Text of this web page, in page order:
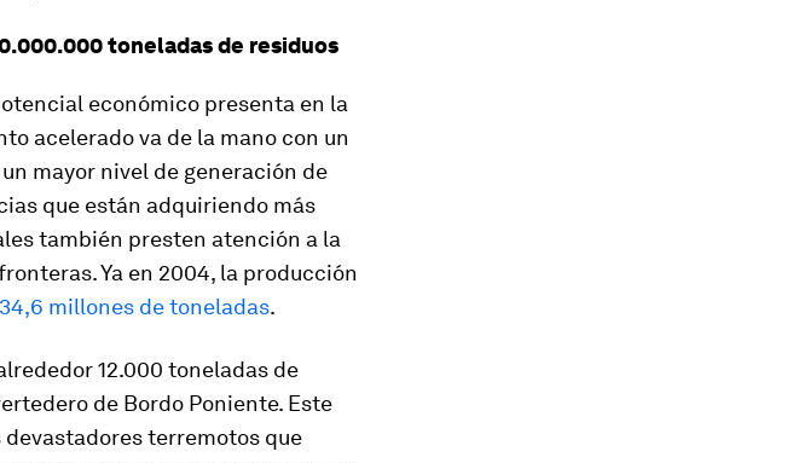
toneladas de residuos
económico presenta en la
acelerado va de la mano con un
mayor nivel de generación de
que están adquiriendo más
también presten atención a la
Ya en 2004, la producción
34,6 millones de toneladas.
12.000 toneladas de
de Bordo Poniente. Este
devastadores terremotos que